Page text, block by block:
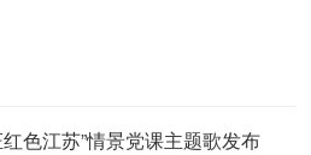
红色江苏”情景党课主题歌发布